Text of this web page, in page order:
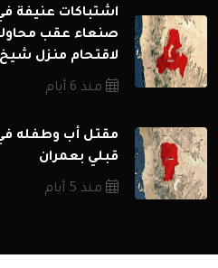
اشتباكات عنيفة
صنعاء عقب
لاقتحام منزل
منذ 6 أيام
مقتل أب وطفله في
قبلي بعمران
منذ 5 أيام